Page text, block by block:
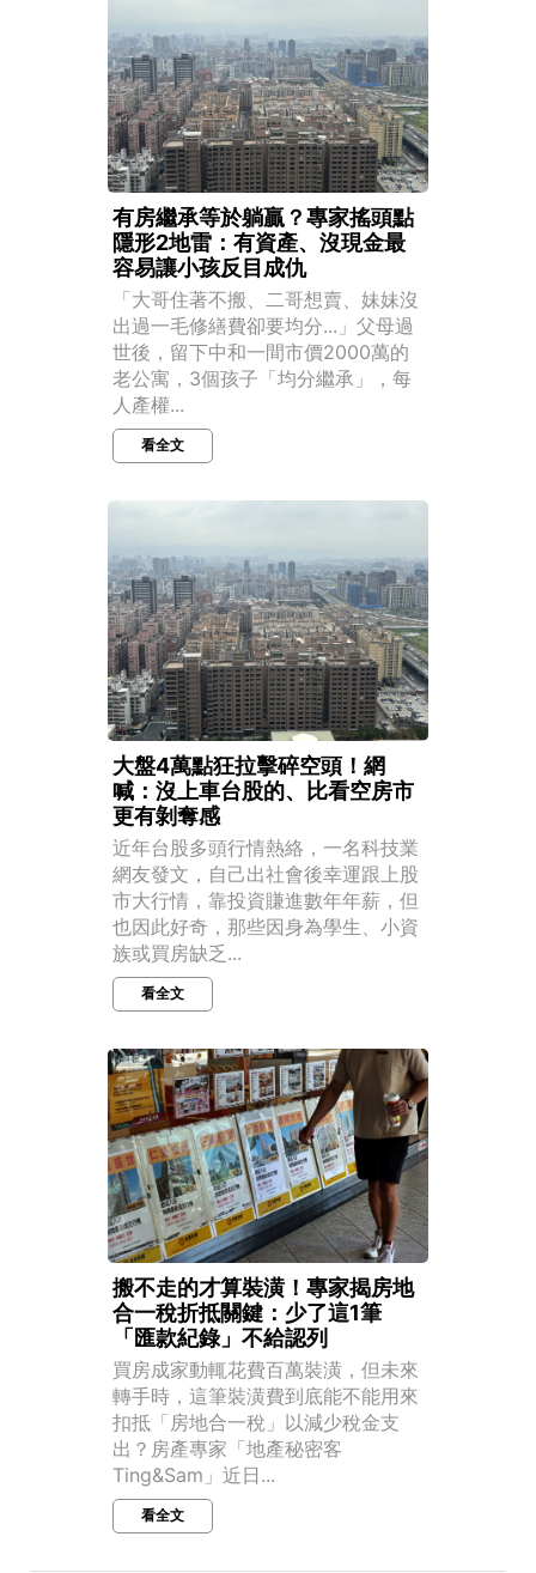
有房繼承等於躺贏？專家搖頭點
隱形2地雷：有資產、沒現金最
容易讓小孩反目成仇
「大哥住著不搬、二哥想賣、妹妹沒
出過一毛修繕費卻要均分...」父母過
世後，留下中和一間市價2000萬的
老公寓，3個孩子「均分繼承」，每
人產權...
看全文
大盤4萬點狂拉擊碎空頭！網
喊：沒上車台股的、比看空房市
更有剝奪感
近年台股多頭行情熱絡，一名科技業
網友發文，自己出社會後幸運跟上股
市大行情，靠投資賺進數年年薪，但
也因此好奇，那些因身為學生、小資
族或買房缺乏...
看全文
搬不走的才算裝潢！專家揭房地
合一稅折抵關鍵：少了這1筆
「匯款紀錄」不給認列
買房成家動輒花費百萬裝潢，但未來
轉手時，這筆裝潢費到底能不能用來
扣抵「房地合一稅」以減少稅金支
出？房產專家「地產秘密客
Ting&Sam」近日...
看全文